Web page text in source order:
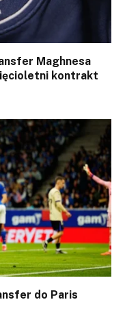
Maghnesa
kontrakt
do Paris